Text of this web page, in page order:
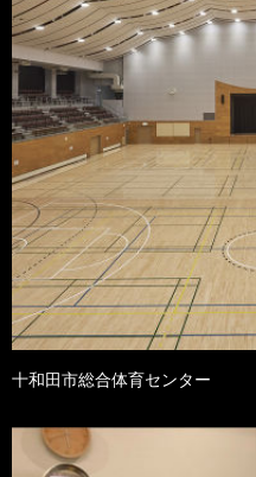
十和田市総合体育センター